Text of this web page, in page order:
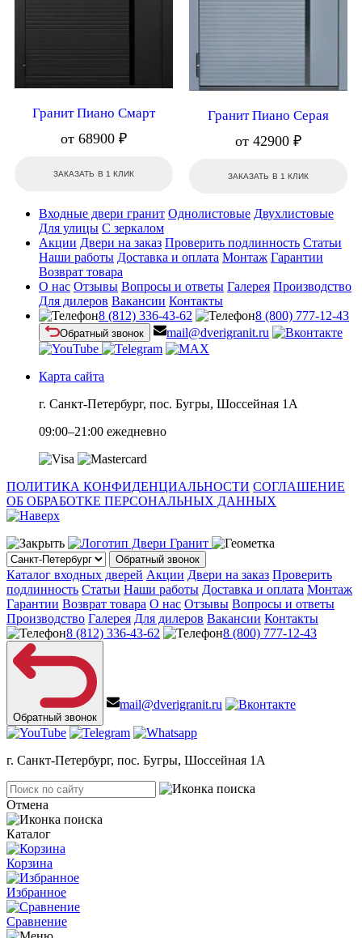
Гранит Пиано Смарт
от 68900 ₽
ЗАКАЗАТЬ В 1 КЛИК
Гранит Пиано Серая
от 42900 ₽
ЗАКАЗАТЬ В 1 КЛИК
Входные двери гранит Однолистовые Двухлистовые
Для улицы С зеркалом
Акции Двери на заказ Проверить подлинность Статьи
Наши работы Доставка и оплата Монтаж Гарантии
Возврат товара
О нас Отзывы Вопросы и ответы Галерея Производство
Для дилеров Вакансии Контакты
8 (812) 336-43-62
8 (800) 777-12-43
Обратный звонок mail@dverigranit.ru
Карта сайта
г. Санкт-Петербург, пос. Бугры, Шоссейная 1А
09:00–21:00 ежедневно
ПОЛИТИКА КОНФИДЕНЦИАЛЬНОСТИ СОГЛАШЕНИЕ
ОБ ОБРАБОТКЕ ПЕРСОНАЛЬНЫХ ДАННЫХ
Обратный звонок
Каталог входных дверей Акции Двери на заказ Проверить
подлинность Статьи Наши работы Доставка и оплата Монтаж
Гарантии Возврат товара О нас Отзывы Вопросы и ответы
Производство Галерея Для дилеров Вакансии Контакты
8 (812) 336-43-62
8 (800) 777-12-43
Обратный звонок
mail@dverigranit.ru
г. Санкт-Петербург, пос. Бугры, Шоссейная 1А
Отмена
Каталог
Корзина
Избранное
Сравнение